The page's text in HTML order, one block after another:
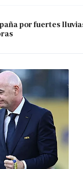
por fuertes